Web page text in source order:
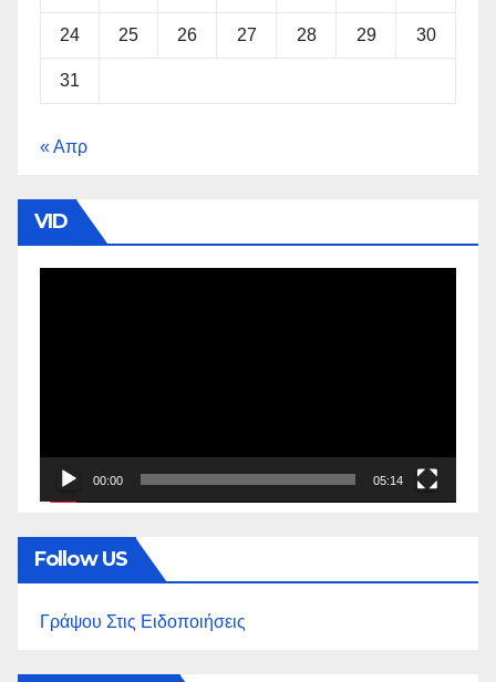
24 25 26 27 28 29 30
31
« Απρ
VID
00:00 05:14
Follow US
Γράψου Στις Ειδοποιήσεις